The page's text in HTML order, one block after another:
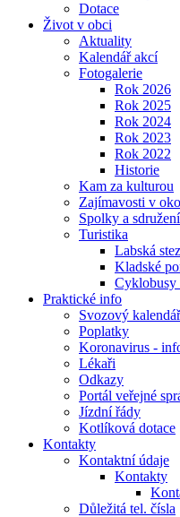
Dotace
Život v obci
Aktuality
Kalendář akcí
Fotogalerie
Rok 2026
Rok 2025
Rok 2024
Rok 2023
Rok 2022
Historie
Kam za kulturou
Zajímavosti v
Spolky a sdružení
Turistika
Labská
Kladské
Cyklobusy
Praktické info
Svozový
Poplatky
Koronavirus -
Lékaři
Odkazy
Portál veřejné
Jízdní řády
Kotlíková dotace
Kontakty
Kontaktní údaje
Kontakty
Důležitá tel. čísla